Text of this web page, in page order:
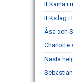
IFKarna i
IFKs lag i
Åsa och
Charlotte
Nästa